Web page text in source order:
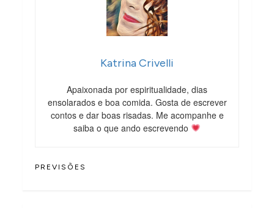
Katrina Crivelli
Apaixonada por espiritualidade, dias
ensolarados e boa comida. Gosta de escrever
contos e dar boas risadas. Me acompanhe e
saiba o que ando escrevendo
PREVISÕES